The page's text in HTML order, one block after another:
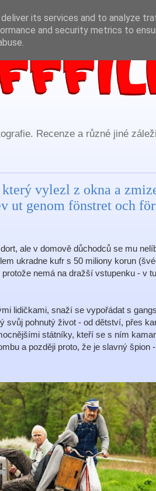
Recenze a různé jiné
vylezl z okna a
ut genom fönstret och
ale v domově důchodců se mu
ukradne kufr s 50 miliony korun
nemá na dražší vstupenku - v
lidičkami, snaží se vypořádat s
svůj pohnutý život - od dětství, přes
státníky, kteří se s ním
a později proto, že je slavný špion
its services and to analyze
and security metrics to